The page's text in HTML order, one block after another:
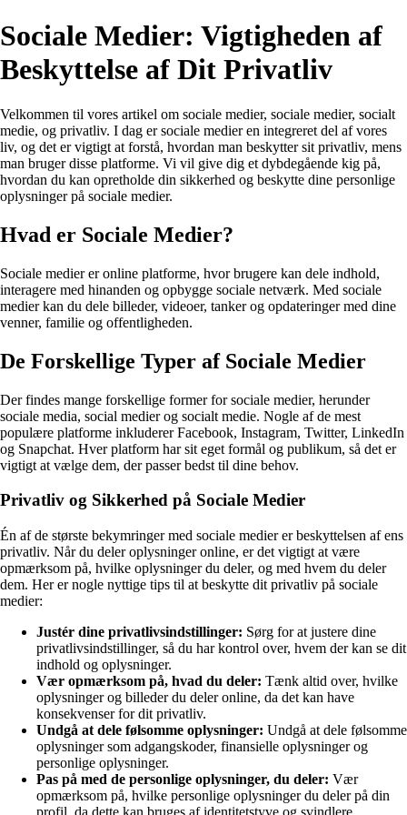
Sociale Medier: Vigtigheden af
Beskyttelse af Dit Privatliv
Velkommen til vores artikel om sociale medier, sociale medier, socialt
medie, og privatliv. I dag er sociale medier en integreret del af vores
liv, og det er vigtigt at forstå, hvordan man beskytter sit privatliv, mens
man bruger disse platforme. Vi vil give dig et dybdegående kig på,
hvordan du kan opretholde din sikkerhed og beskytte dine personlige
oplysninger på sociale medier.
Hvad er Sociale Medier?
Sociale medier er online platforme, hvor brugere kan dele indhold,
interagere med hinanden og opbygge sociale netværk. Med sociale
medier kan du dele billeder, videoer, tanker og opdateringer med dine
venner, familie og offentligheden.
De Forskellige Typer af Sociale Medier
Der findes mange forskellige former for sociale medier, herunder
sociale media, social medier og socialt medie. Nogle af de mest
populære platforme inkluderer Facebook, Instagram, Twitter, LinkedIn
og Snapchat. Hver platform har sit eget formål og publikum, så det er
vigtigt at vælge dem, der passer bedst til dine behov.
Privatliv og Sikkerhed på Sociale Medier
Én af de største bekymringer med sociale medier er beskyttelsen af ens
privatliv. Når du deler oplysninger online, er det vigtigt at være
opmærksom på, hvilke oplysninger du deler, og med hvem du deler
dem. Her er nogle nyttige tips til at beskytte dit privatliv på sociale
medier:
Justér dine privatlivsindstillinger: Sørg for at justere dine
privatlivsindstillinger, så du har kontrol over, hvem der kan se dit
indhold og oplysninger.
Vær opmærksom på, hvad du deler: Tænk altid over, hvilke
oplysninger og billeder du deler online, da det kan have
konsekvenser for dit privatliv.
Undgå at dele følsomme oplysninger: Undgå at dele følsomme
oplysninger som adgangskoder, finansielle oplysninger og
personlige oplysninger.
Pas på med de personlige oplysninger, du deler: Vær
opmærksom på, hvilke personlige oplysninger du deler på din
profil, da dette kan bruges af identitetstyve og svindlere.